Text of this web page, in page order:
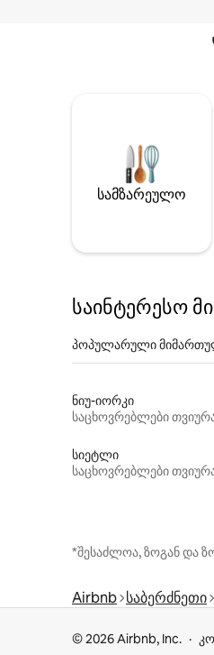
სამზარეულო
საინტერესო
პოპულარული
ნიუ-იორკი
საცხოვრებლები
სიეტლი
საცხოვრებლები
*შესაძლოა, ზოგან და
Airbnb საბერძნეთი
© 2026 Airbnb, Inc.